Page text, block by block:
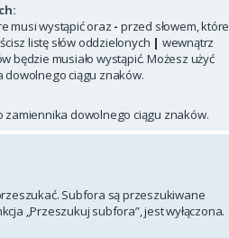
musi wystąpić oraz - przed słowem, które
listę słów oddzielonych | wewnątrz
będzie musiało wystąpić. Możesz użyć
dowolnego ciągu znaków.
zamiennika dowolnego ciągu znaków.
Subfora są przeszukiwane
„Przeszukuj subfora”, jest wyłączona.